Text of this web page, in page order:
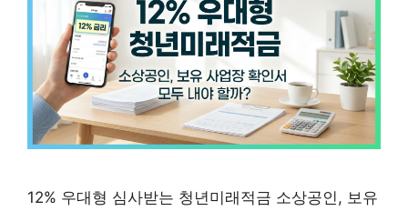
12% 우대형 심사받는 청년미래적금 소상공인, 보유